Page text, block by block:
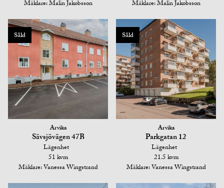
Mäklare: Malin Jakobsson Mäklare: Malin Jakobsson
Såld
Arvika
Sävsjövägen 47B
Lägenhet
51 kvm
Mäklare: Vanessa Wingstrand
Såld
Arvika
Parkgatan 12
Lägenhet
21.5 kvm
Mäklare: Vanessa Wingstrand